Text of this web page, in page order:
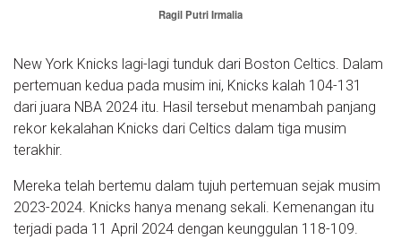
Ragil Putri Irmalia
New York Knicks lagi-lagi tunduk dari Boston Celtics. Dalam
pertemuan kedua pada musim ini, Knicks kalah 104-131
dari juara NBA 2024 itu. Hasil tersebut menambah panjang
rekor kekalahan Knicks dari Celtics dalam tiga musim
terakhir.
Mereka telah bertemu dalam tujuh pertemuan sejak musim
2023-2024. Knicks hanya menang sekali. Kemenangan itu
terjadi pada 11 April 2024 dengan keunggulan 118-109.